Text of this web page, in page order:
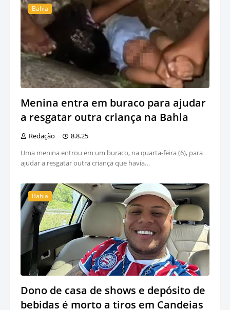
Bahia
Menina entra em buraco para ajudar
a resgatar outra criança na Bahia
Redação
8.8.25
Uma menina entrou em um buraco, na quarta-feira (6), para
ajudar a resgatar outra criança que havia…
Bahia
Dono de casa de shows e depósito de
bebidas é morto a tiros em Candeias